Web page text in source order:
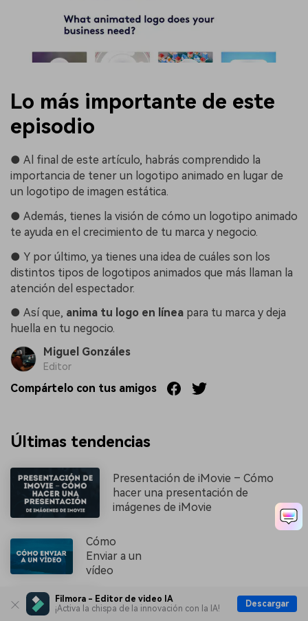
Filmora - Editor de video IA
¡Activa la chispa de la innovación con la IA!
Descargar
Lo más importante de este
episodio
● Al final de este artículo, habrás comprendido la
importancia de tener un logotipo animado en lugar de
un logotipo de imagen estática.
● Además, tienes la visión de cómo un logotipo animado
te ayuda en el crecimiento de tu marca y negocio.
● Y por último, ya tienes una idea de cuáles son los
distintos tipos de logotipos animados que más llaman la
atención del espectador.
● Así que, anima tu logo en línea para tu marca y deja
huella en tu negocio.
Miguel Gonzáles
Editor
Compártelo con tus amigos
Últimas tendencias
Presentación de iMovie – Cómo
hacer una presentación de
imágenes de iMovie
Cómo
Enviar a un
vídeo
Aplicaciones y juegos de Windows